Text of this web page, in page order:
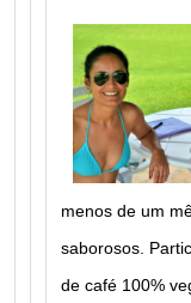
menos de um
saborosos.
de café 100%